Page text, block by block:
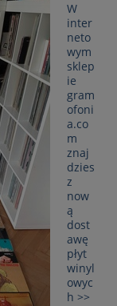
W
inter
neto
wym
sklep
ie
gram
ofoni
a.co
m
znaj
dzies
z
now
ą
dost
awę
płyt
winyl
owyc
h >>